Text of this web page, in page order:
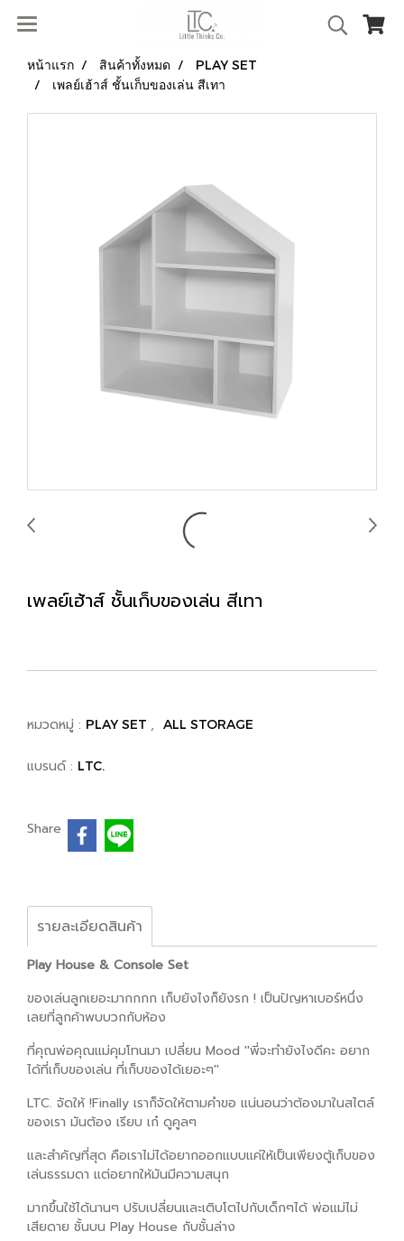
หน้าแรก สินค้าทั้งหมด
PLAY SET
เพลย์เฮ้าส์ ชั้นเก็บของเล่น สีเทา
เพลย์เฮ้าส์ ชั้นเก็บของเล่น สีเทา
หมวดหมู่ : PLAY SET , ALL STORAGE
แบรนด์ : LTC.
Share
รายละเอียดสินค้า
Play House & Console Set
ของเล่นลูกเยอะมากกกก เก็บยังไงก็ยังรก ! เป็นปัญหาเบอร์หนึ่ง
เลยที่ลูกค้าพบบวกกับห้อง
ที่คุณพ่อคุณแม่คุมโทนมา เปลี่ยน Mood ''พี่จะทำยังไงดีคะ อยาก
ได้ที่เก็บของเล่น ที่เก็บของได้เยอะๆ''
LTC. จัดให้ !Finally เราก็จัดให้ตามคำขอ แน่นอนว่าต้องมาในสไตล์
ของเรา มันต้อง เรียบ เก๋ ดูคูลๆ
และสำคัญที่สุด คือเราไม่ได้อยากออกแบบแค่ให้เป็นเพียงตู้เก็บของ
เล่นธรรมดา แต่อยากให้มันมีความสนุก
มากขึ้นใช้ได้นานๆ ปรับเปลี่ยนและเติบโตไปกับเด็กๆได้ พ่อแม่ไม่
เสียดาย ชั้นบน Play House กับชั้นล่าง